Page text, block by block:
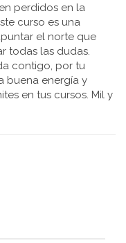
perdidos en la
curso es una
el norte que
todas las dudas.
contigo, por tu
buena energía y
en tus cursos. Mil y